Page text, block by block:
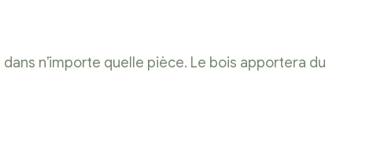
n’importe quelle pièce. Le bois apportera du